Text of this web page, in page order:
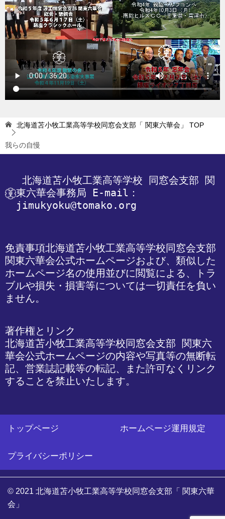
北海道苫小牧工業高等学校同窓会支部「 関東六華会」 TOP
我らの自慢
北海道苫小牧工業高等学校 同窓会支部 関
東六華会事務局 E-mail：
jimukyoku@tomako.org
免責事項北海道苫小牧工業高等学校同窓会支部
関東六華会公式ホームページおよび、類似した
ホームページ名の使用並びに閲覧による、トラ
ブルや損失・損害等については一切責任を負い
ません。
著作権とリンク
北海道苫小牧工業高等学校同窓会支部 関東六
華会公式ホームページの内容や写真等の無断転
記、営業誌記載等の転記、また許可なくリンク
することを禁止いたします。
トップページ ホームページ運用規定
プライバシーポリシー
© 2021 北海道苫小牧工業高等学校同窓会支部「 関東六華
会」